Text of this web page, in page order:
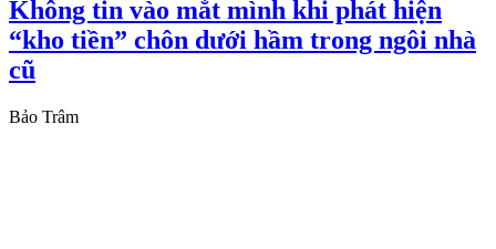
Không tin vào mắt mình khi phát hiện
“kho tiền” chôn dưới hầm trong ngôi nhà
cũ
Bảo Trâm